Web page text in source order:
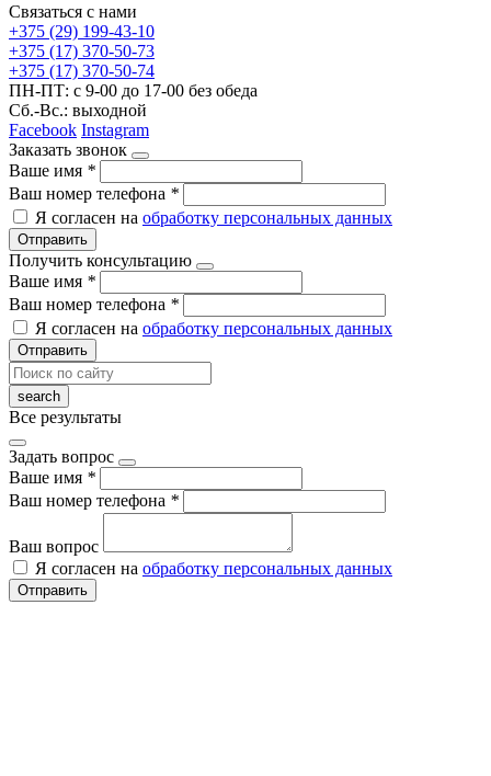
Связаться с нами
+375 (29) 199-43-10
+375 (17) 370-50-73
+375 (17) 370-50-74
ПН-ПТ: с 9-00 до 17-00 без обеда
Сб.-Вс.: выходной
Facebook Instagram
Заказать звонок
Ваше имя *
Ваш номер телефона *
Я согласен на обработку персональных данных
Отправить
Получить консультацию
Ваше имя *
Ваш номер телефона *
Я согласен на обработку персональных данных
Отправить
Все результаты
Задать вопрос
Ваше имя *
Ваш номер телефона *
Ваш вопрос
Я согласен на обработку персональных данных
Отправить